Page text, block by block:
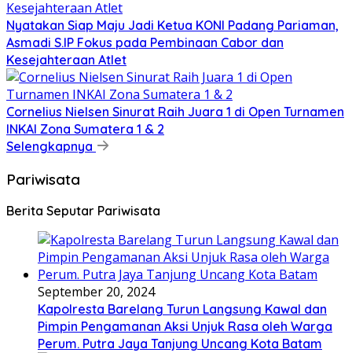
Nyatakan Siap Maju Jadi Ketua KONI Padang Pariaman,
Asmadi S.IP Fokus pada Pembinaan Cabor dan
Kesejahteraan Atlet
Cornelius Nielsen Sinurat Raih Juara 1 di Open Turnamen
INKAI Zona Sumatera 1 & 2
Selengkapnya
Pariwisata
Berita Seputar Pariwisata
September 20, 2024
Kapolresta Barelang Turun Langsung Kawal dan
Pimpin Pengamanan Aksi Unjuk Rasa oleh Warga
Perum. Putra Jaya Tanjung Uncang Kota Batam